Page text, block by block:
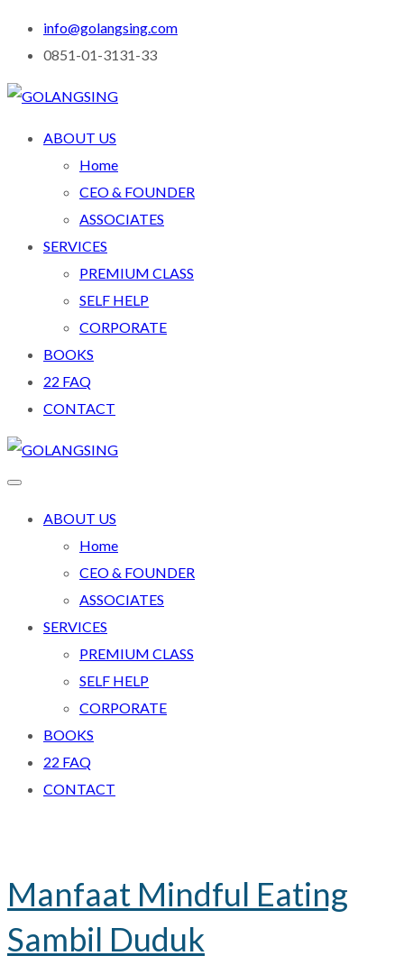
info@golangsing.com
0851-01-3131-33
ABOUT US
Home
CEO & FOUNDER
ASSOCIATES
SERVICES
PREMIUM CLASS
SELF HELP
CORPORATE
BOOKS
22 FAQ
CONTACT
ABOUT US
Home
CEO & FOUNDER
ASSOCIATES
SERVICES
PREMIUM CLASS
SELF HELP
CORPORATE
BOOKS
22 FAQ
CONTACT
Manfaat Mindful Eating
Sambil Duduk